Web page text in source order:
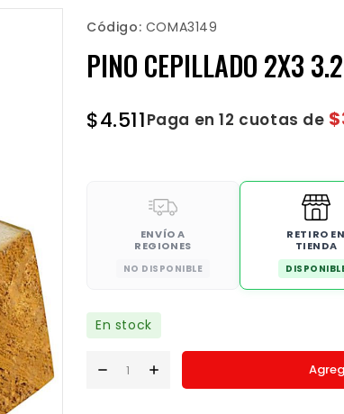
Código: COMA3149
PINO CEPILLADO 2X3
$4.511Paga en 12 cuotas de
ENVÍO A
REGIONES
NO DISPONIBLE
RETIRO EN
TIENDA
En stock